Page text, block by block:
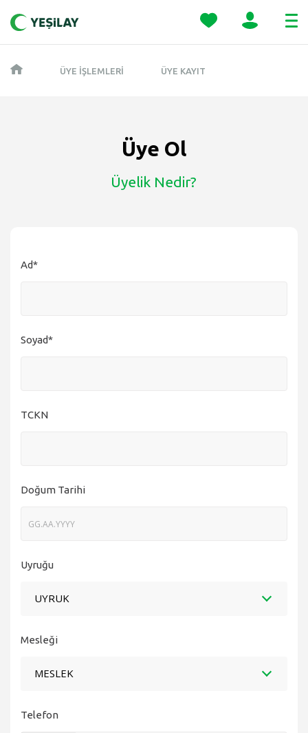
ÜYE İŞLEMLERI ÜYE KAYIT
Üye Ol
Üyelik Nedir?
Ad*
Soyad*
TCKN
Doğum Tarihi
Uyruğu
UYRUK
Mesleği
MESLEK
Telefon